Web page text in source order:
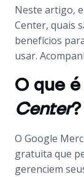
Neste artigo,
Center, quais
benefícios
usar.
O que
Center?
O Google
gratuita que
gerenciem